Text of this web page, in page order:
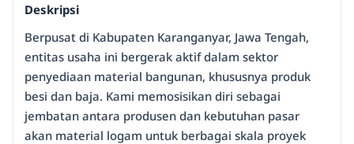
Deskripsi
Berpusat di Kabupaten Karanganyar, Jawa Tengah,
entitas usaha ini bergerak aktif dalam sektor
penyediaan material bangunan, khususnya produk
besi dan baja. Kami memosisikan diri sebagai
jembatan antara produsen dan kebutuhan pasar
akan material logam untuk berbagai skala proyek